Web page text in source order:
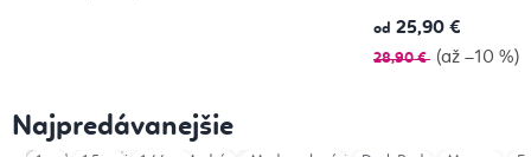
od 25,90 €
28,90 € (až –10 %)
Najpredávanejšie